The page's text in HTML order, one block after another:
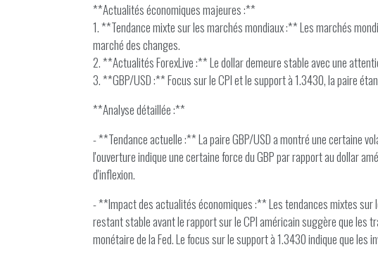
**Actualités économiques majeures :**
1. **Tendance mixte sur les marchés mondiaux :** Les marchés
marché des changes.
2. **Actualités ForexLive :** Le dollar demeure stable avec une
3. **GBP/USD :** Focus sur le CPI et le support à 1.3430, la paire
**Analyse détaillée :**
- **Tendance actuelle :** La paire GBP/USD a montré une certaine
l'ouverture indique une certaine force du GBP par rapport au dollar
d'inflexion.
- **Impact des actualités économiques :** Les tendances mixtes sur
restant stable avant le rapport sur le CPI américain suggère que les
monétaire de la Fed. Le focus sur le support à 1.3430 indique que